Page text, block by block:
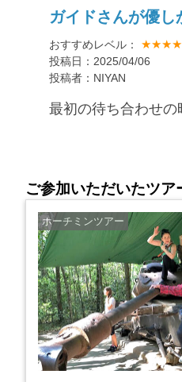
ガイドさんが優し
おすすめレベル： ★★★★
投稿日：2025/04/06
投稿者：NIYAN
最初の待ち合わせの
ご参加いただいたツア
ホーチミンツアー